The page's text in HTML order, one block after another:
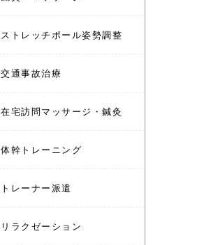
ストレッチポール姿勢調整
交通事故治療
在宅訪問マッサージ・鍼灸
体幹トレーニング
トレーナー派遣
リラクゼーション